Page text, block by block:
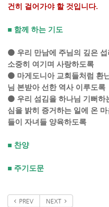
건히 걸어가야 할 것입니다.
■ 함께 하는 기도
⚫ 우리 만남에 주님의 깊은
소중히 여기며 사랑하도록
⚫ 마게도니아 교회들처럼 환
님 본받아 선한 역사 이루도록
⚫ 우리 섬김을 하나님 기뻐하
심을 밝히 증거하는 일에 온 마
들이 자녀들 양육하도록
■ 찬양
■ 주기도문
PREV NEXT